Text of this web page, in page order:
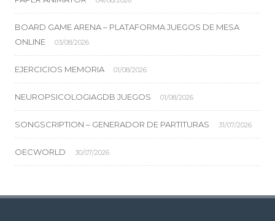
BOARD GAME ARENA – PLATAFORMA JUEGOS DE MESA
ONLINE
03/08/2026
EJERCICIOS MEMORIA 01/08/2026
NEUROPSICOLOGIAGDB JUEGOS 01/08/2026
SONGSCRIPTION – GENERADOR DE PARTITURAS 31/07/2026
OECWORLD 30/07/2026